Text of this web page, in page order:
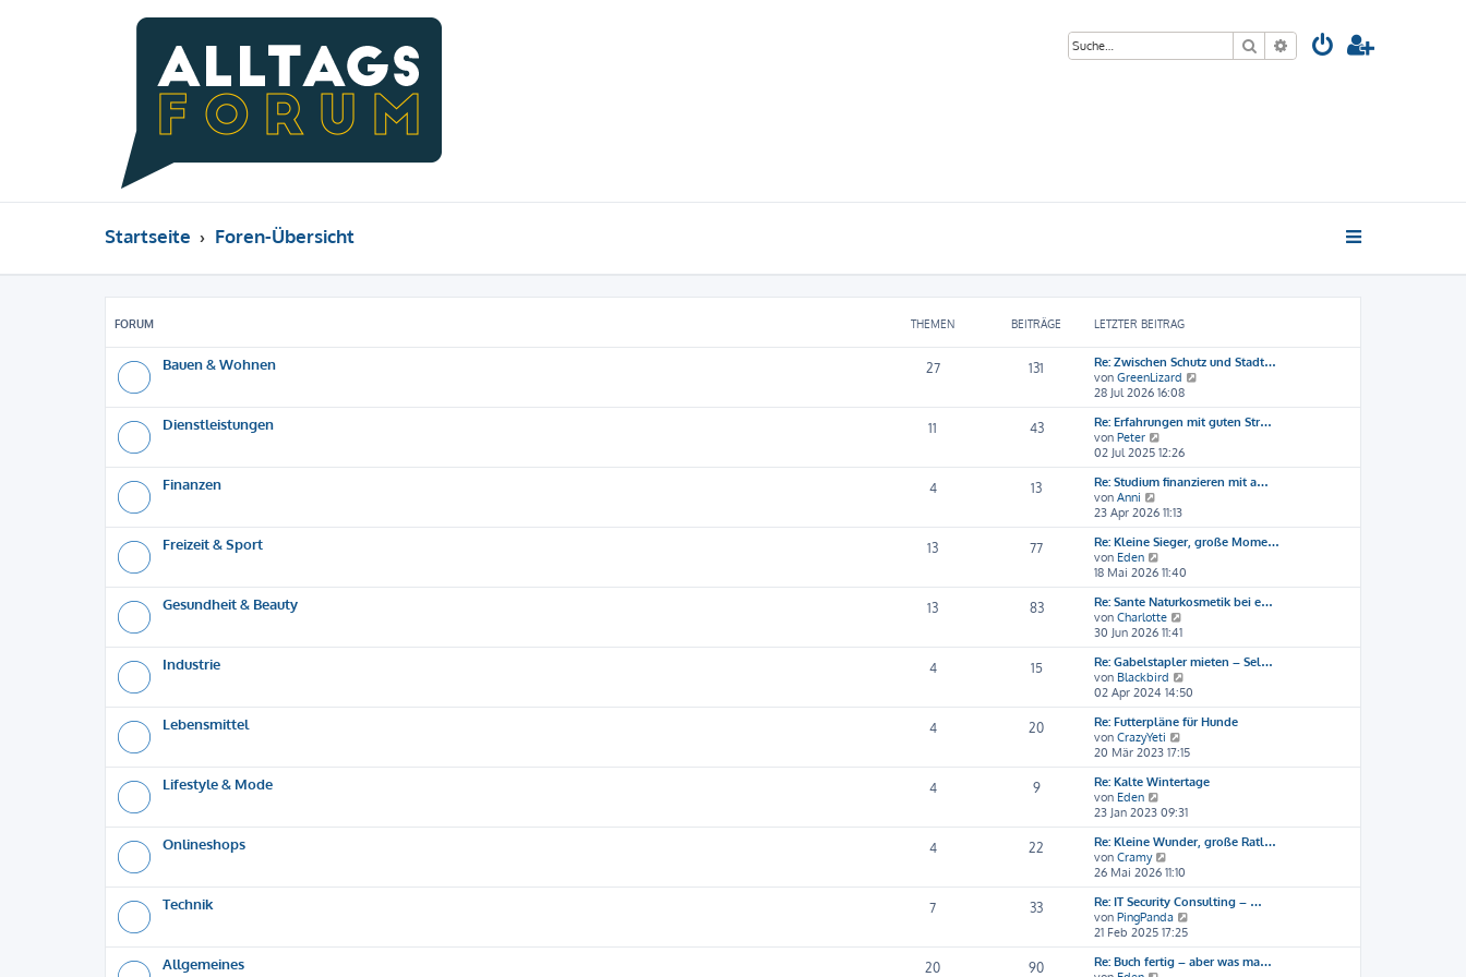
Suche Erweiterte Suche
Startseite Foren-Übersicht
FORUM THEMEN BEITRÄGE LETZTER BEITRAG
Bauen & Wohnen 27 131
Re: Zwischen Schutz und Stadt…
von GreenLizard
u
e
e
r
i
t
g
28 Jul 2026 16:08
Dienstleistungen 11 43
Re: Erfahrungen mit guten Str…
von Peter
e
u
e
t
e
r
e
i
t
r
a
g
02 Jul 2025 12:26
Finanzen 4 13
Re: Studium finanzieren mit a…
von Anni
e
u
e
s
t
e
r
B
e
i
t
r
a
g
23 Apr 2026 11:13
Freizeit & Sport 13 77
Re: Kleine Sieger, große Mome…
von Eden
e
u
e
s
t
e
r
B
e
i
t
r
a
g
18 Mai 2026 11:40
Gesundheit & Beauty 13 83
Re: Sante Naturkosmetik bei e…
von Charlotte
u
e
s
t
e
r
e
i
t
a
g
30 Jun 2026 11:41
Industrie 4 15
Re: Gabelstapler mieten – Sel…
von Blackbird
e
u
e
t
e
r
e
i
t
g
02 Apr 2024 14:50
Lebensmittel 4 20
Re: Futterpläne für Hunde
von CrazyYeti
e
u
e
t
e
r
e
i
t
r
a
g
20 Mär 2023 17:15
Lifestyle & Mode 4 9
Re: Kalte Wintertage
von Eden
e
u
e
s
t
e
r
B
e
i
t
23 Jan 2023 09:31
Onlineshops 4 22
Re: Kleine Wunder, große Ratl…
von Cramy
e
u
e
s
t
e
r
26 Mai 2026 11:10
Technik 7 33
Re: IT Security Consulting – …
von PingPanda
u
e
21 Feb 2025 17:25
Allgemeines 20 90
Re: Buch fertig – aber was ma…